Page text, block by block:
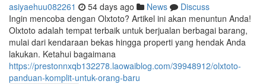
asiyaehuu082261 54 days ago News
Discuss
Ingin mencoba dengan Olxtoto? Artikel ini akan menuntun Anda!
Olxtoto adalah tempat terbaik untuk berjualan berbagai barang,
mulai dari kendaraan bekas hingga properti yang hendak Anda
lakukan. Ketahui bagaimana
https://prestonnxqb132278.laowaiblog.com/39948912/olxtoto-
panduan-komplit-untuk-orang-baru